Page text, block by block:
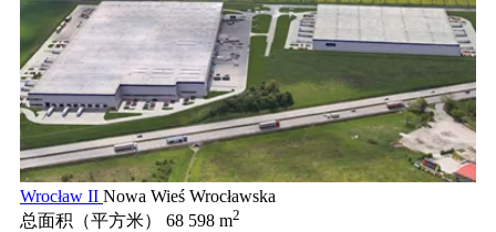
Wrocław II Nowa Wieś Wrocławska
总面积（平方米）
68 598 m2